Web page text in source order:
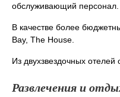
обслуживающий персонал.
В качестве более
Bay, The House.
Из двухзвездочных
Развлечения и